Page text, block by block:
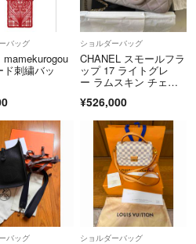
バッグ
ド刺繍バッ
ショルダーバッグ
CHANEL スモールフラ
ップ 17 ライトグレ
ー ラムスキン チェー
¥526,000
バッグ ショルダーバッグ